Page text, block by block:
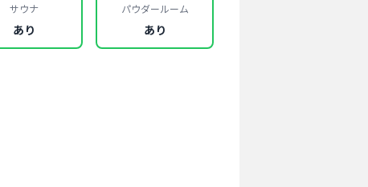
サウナ
あり
パウダールーム
あり